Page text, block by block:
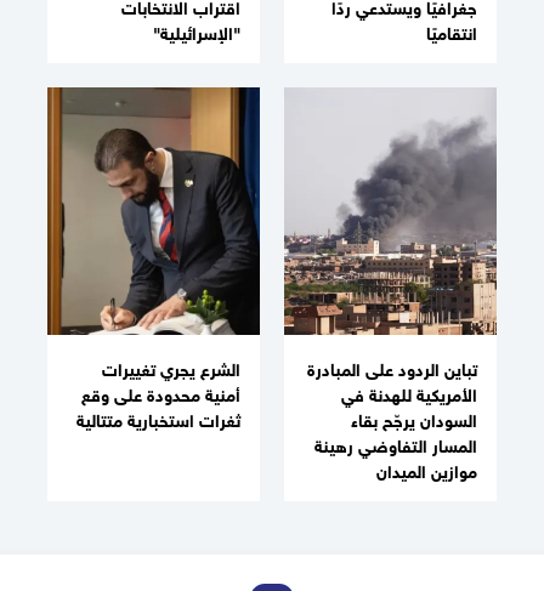
انتقاميًا
"الإسرائيلية"
تباين الردود على المبادرة
الأمريكية للهدنة في
السودان يرجّح بقاء
المسار التفاوضي رهينة
موازين الميدان
الشرع يجري تغييرات
أمنية محدودة على وقع
ثغرات استخبارية متتالية